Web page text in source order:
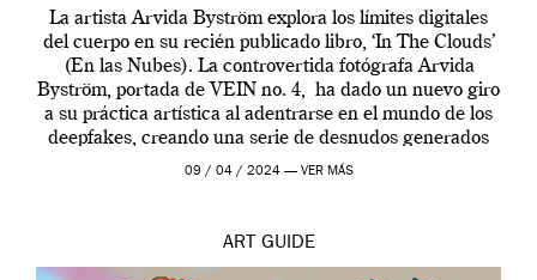
La artista Arvida Byström explora los límites digitales
del cuerpo en su recién publicado libro, ‘In The Clouds’
(En las Nubes). La controvertida fotógrafa Arvida
Byström, portada de VEIN no. 4, ha dado un nuevo giro
a su práctica artística al adentrarse en el mundo de los
deepfakes, creando una serie de desnudos generados
por […]
09 / 04 / 2024 — VER MÁS
ART GUIDE